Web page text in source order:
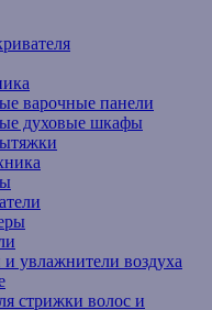
варочные панели
духовые шкафы
увлажнители воздуха
стрижки волос и